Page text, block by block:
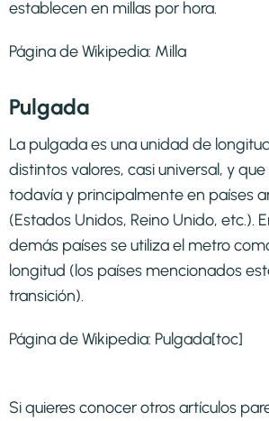
establecen en millas por hora.
Página de Wikipedia: Milla
Pulgada
La pulgada es una unidad de
distintos valores, casi universal, y
todavía y principalmente en países
(Estados Unidos, Reino Unido, etc.).
demás países se utiliza el metro
longitud (los países mencionados
transición).
Página de Wikipedia: Pulgada[toc]
Si quieres conocer otros artículos